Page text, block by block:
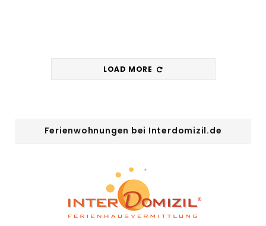
LOAD MORE
Ferienwohnungen bei Interdomizil.de